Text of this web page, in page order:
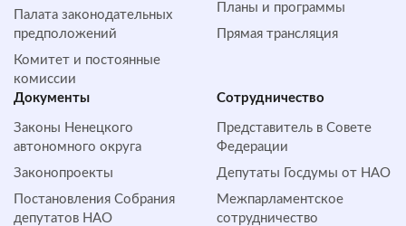
Палата законодательных
предположений
Комитет и постоянные
комиссии
Планы и программы
Прямая трансляция
Документы
Законы Ненецкого
автономного округа
Законопроекты
Постановления Собрания
депутатов НАО
Сотрудничество
Представитель в Совете
Федерации
Депутаты Госдумы от НАО
Межпарламентское
сотрудничество